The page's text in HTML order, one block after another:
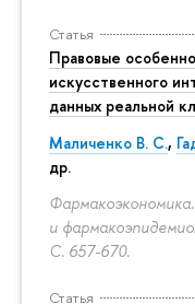
Статья
Правовые
искусственного
данных реальной
Маличенко В. С.,
др.
и
С. 657-670.
Статья